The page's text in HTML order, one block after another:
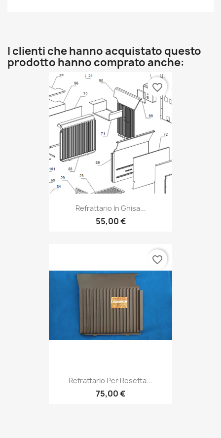
I clienti che hanno acquistato questo
prodotto hanno comprato anche:
Refrattario In Ghisa...
55,00 €
favorite_border
Refrattario Per Rosetta...
75,00 €
favorite_border